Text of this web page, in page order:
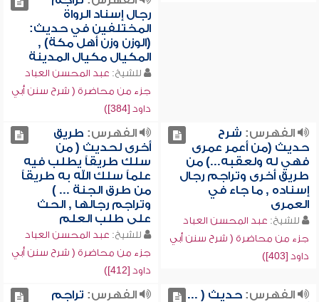
رجال إسناد الرواة
المختلفين في حديث:
(الوزن وزن أهل مكة) ,
المكيال مكيال المدينة
للشيخ: عبد المحسن العباد
جزء من محاضرة ( شرح سنن أبي
داود [384])
الفهرس: شرح
حديث (من أعمر عمرى
فهي له ولعقبه...) من
طريق أخرى وتراجم رجال
إسناده , ما جاء في
العمرى
للشيخ: عبد المحسن العباد
جزء من محاضرة ( شرح سنن أبي
داود [403])
الفهرس: طريق
أخرى لحديث ( من
سلك طريقاً يطلب فيه
علماً سلك الله به طريقاً
من طرق الجنة ... )
وتراجم رجالها , الحث
على طلب العلم
للشيخ: عبد المحسن العباد
جزء من محاضرة ( شرح سنن أبي
داود [412])
الفهرس:حديث ( ...
الفهرس: تراجم